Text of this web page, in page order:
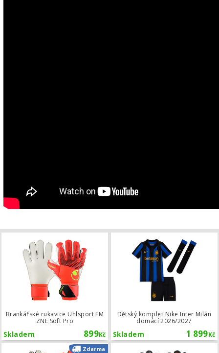
Brankářské rukavice Uhlsport FM
ZNE Soft Pro
899Kč
Skladem
Dětský komplet Nike Inter Milán
domácí 2026/2027
1 899Kč
Skladem
Zdarma